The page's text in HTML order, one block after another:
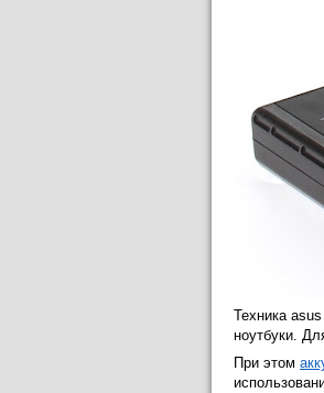
Техника
ноутбуки.
При этом